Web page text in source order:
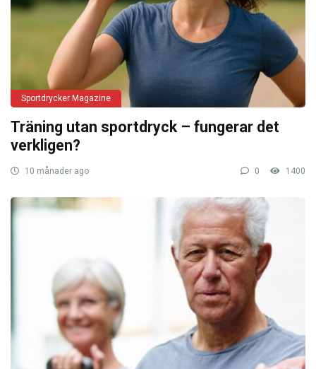
Sportdrycker Magazine
Träning utan sportdryck – fungerar det
verkligen?
10 månader ago 0 1400